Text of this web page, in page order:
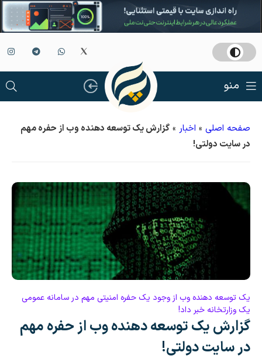
منو
صفحه اصلی » اخبار » گزارش یک توسعه دهنده وب از حفره مهم
در سایت دولتی!
یک توسعه دهنده وب از وجود یک حفره امنیتی مهم در سامانه‌ عمومی
یک وزارتخانه خبر داد!
گزارش یک توسعه دهنده وب از حفره مهم
در سایت دولتی!